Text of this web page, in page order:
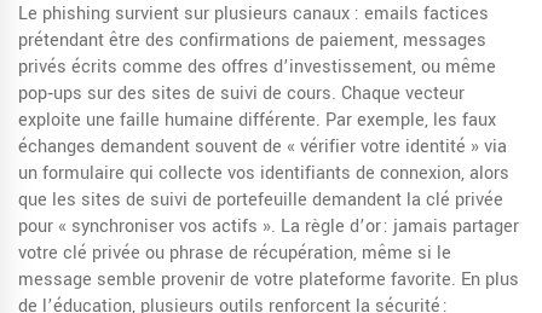
Le phishing survient sur plusieurs canaux : emails factices
prétendant être des confirmations de paiement, messages
privés écrits comme des offres d’investissement, ou même
pop‑ups sur des sites de suivi de cours. Chaque vecteur
exploite une faille humaine différente. Par exemple, les faux
échanges demandent souvent de « vérifier votre identité » via
un formulaire qui collecte vos identifiants de connexion, alors
que les sites de suivi de portefeuille demandent la clé privée
pour « synchroniser vos actifs ». La règle d’or : jamais partager
votre clé privée ou phrase de récupération, même si le
message semble provenir de votre plateforme favorite. En plus
de l’éducation, plusieurs outils renforcent la sécurité :